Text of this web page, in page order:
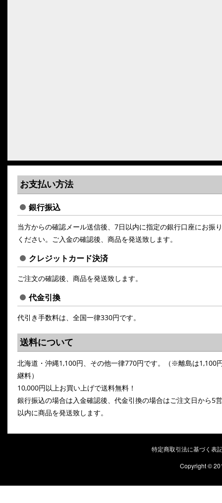
お支払い方法
銀行振込
当方からの確認メール送信後、7日以内に指定の銀行口座にお振
ください。ご入金の確認後、商品を発送致します。
クレジットカード決済
ご注文の確認後、商品を発送致します。
代金引換
代引き手数料は、全国一律330円です。
送料について
北海道・沖縄1,100円、その他一律770円です。（※離島は1,100
継料）
10,000円以上お買い上げで送料無料！
銀行振込の場合は入金確認後、代金引換の場合はご注文日から5
以内に商品を発送致します。
特定商取引法に基づく表
Copyright ©